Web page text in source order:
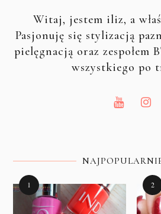
Witaj, jestem iliz, a
Pasjonuję się stylizacją
pielęgnacją oraz zespołem
wszystkiego po